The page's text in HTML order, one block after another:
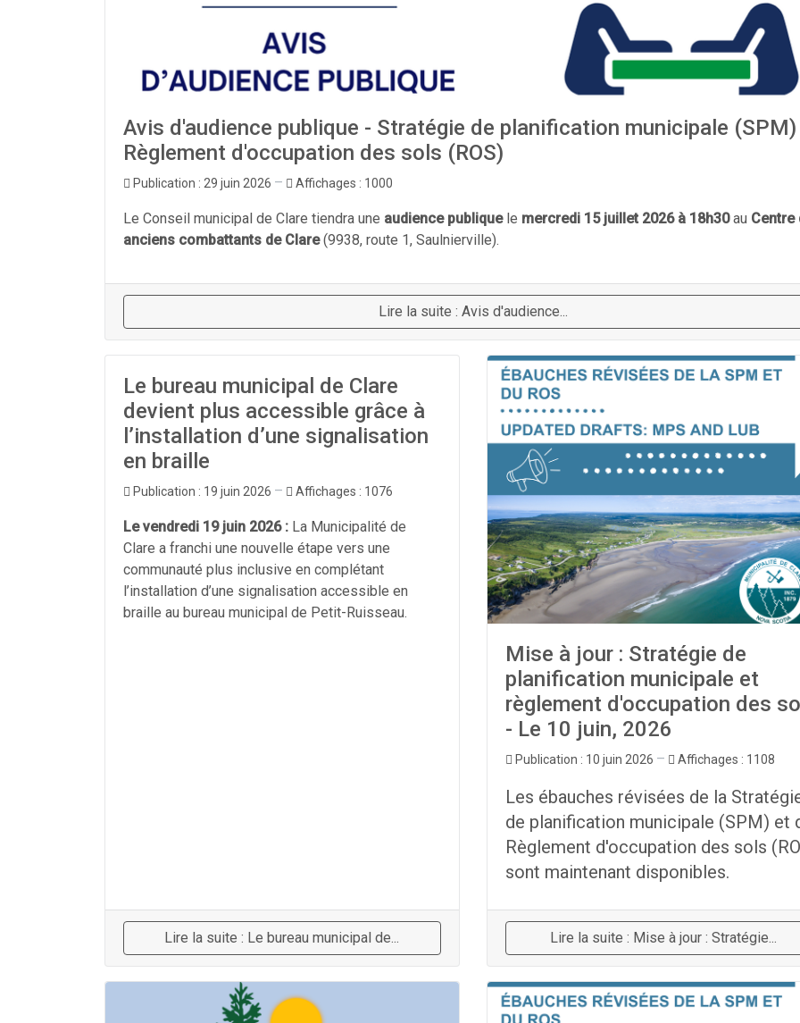
Avis d'audience publique - Stratégie de planification municipale
Règlement d'occupation des sols (ROS)
Publication : 29 juin 2026 Affichages : 1000
Le Conseil municipal de Clare tiendra une audience publiquele mercredi 15 juillet 2026 à 18h30au Centre
anciens combattants de Clare(9938, route 1, Saulnierville).
Lire la suite : Avis d'audience...
Le bureau municipal de Clare
devient plus accessible grâce à
l’installation d’une signalisation
en braille
Publication : 19 juin 2026 Affichages : 1076
Le vendredi 19 juin 2026 : La Municipalité de
Clare a franchi une nouvelle étape vers une
communauté plus inclusive en complétant
l’installation d’une signalisation accessible en
braille au bureau municipal de Petit-Ruisseau.
Lire la suite : Le bureau municipal de...
Mise à jour : Stratégie de
planification municipale et
règlement d'occupation des
- Le 10 juin, 2026
Publication : 10 juin 2026 Affichages : 1108
Les ébauches révisées de la
de planification municipale (SPM) et
Règlement d'occupation des sols
sont maintenant disponibles.
Lire la suite : Mise à jour : Stratégie...